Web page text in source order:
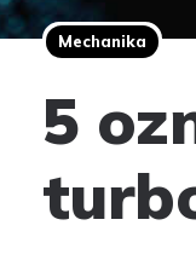
Mechanika
5